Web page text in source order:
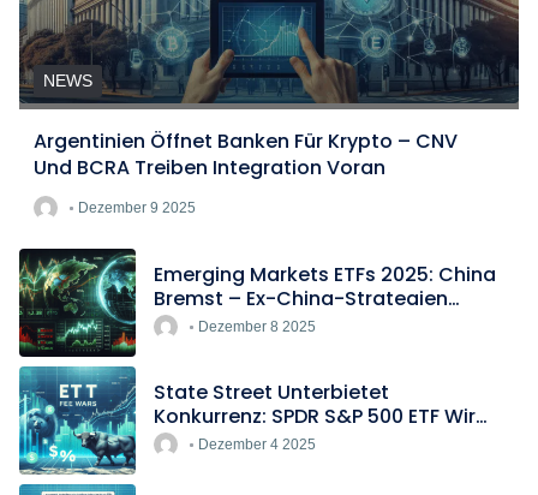
NEWS
Argentinien Öffnet Banken Für Krypto – CNV
Und BCRA Treiben Integration Voran
Dezember 9 2025
Emerging Markets ETFs 2025: China
Bremst – Ex-China-Strategien
BoomenDezember 8 2025
State Street Unterbietet
Konkurrenz: SPDR S&P 500 ETF Wird
Europas Günstigster Indextracker
Dezember 4 2025